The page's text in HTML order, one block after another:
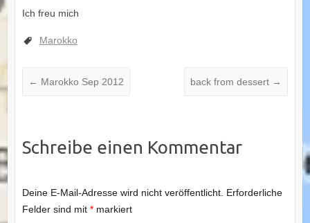
Ich freu mich
Marokko
← Marokko Sep 2012 back from dessert →
Schreibe einen Kommentar
Deine E-Mail-Adresse wird nicht veröffentlicht. Erforderliche
Felder sind mit *markiert